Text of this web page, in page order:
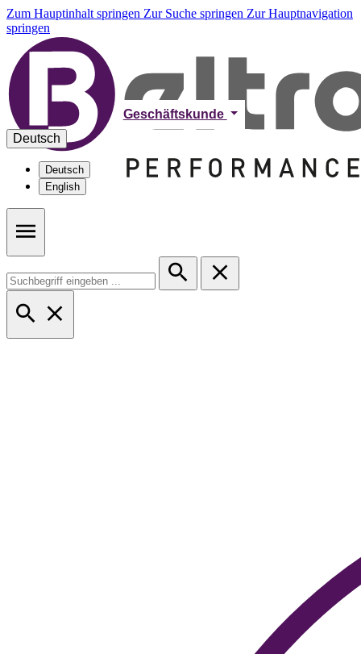
Zum Hauptinhalt springen Zur Suche springen Zur Hauptnavigation
springen
Geschäftskunde
Deutsch
Deutsch
English